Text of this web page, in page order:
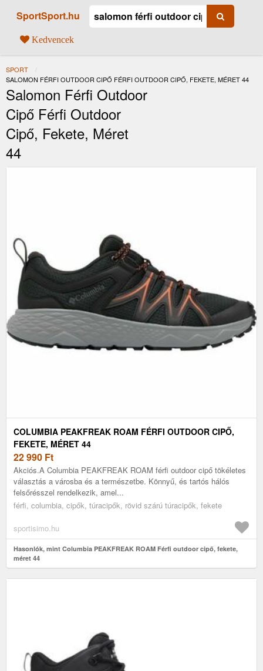
SportSport.hu
Kedvencek
SPORT
JELENLEGI:
SALOMON FÉRFI OUTDOOR CIPŐ FÉRFI OUTDOOR CIPŐ, FEKETE, MÉRET 44
Salomon Férfi Outdoor
Cipő Férfi Outdoor
Cipő, Fekete, Méret
44
COLUMBIA PEAKFREAK ROAM FÉRFI OUTDOOR CIPŐ,
FEKETE, MÉRET 44
22 990 Ft
Akciós.A Columbia PEAKFREAK ROAM férfi outdoor cipő tökéletes
választás a városba és a természetbe. Könnyű, és tartós hálós
felsőrésszel rendelkezik, amel...
férfi, columbia, cipők, túracipők, rövid szárú túracipők, fekete
sportisimo.hu
Hasonlók, mint Columbia PEAKFREAK ROAM Férfi outdoor cipő, fekete,
méret 44